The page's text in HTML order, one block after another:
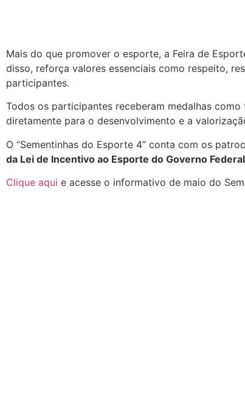
Mais do que promover o esporte, a Feira de
disso, reforça valores essenciais como respeito,
participantes.
Todos os participantes receberam medalhas
diretamente para o desenvolvimento e a
O “Sementinhas do Esporte 4” conta com os
da Lei de Incentivo ao Esporte do Governo
Clique aqui e acesse o informativo de maio do